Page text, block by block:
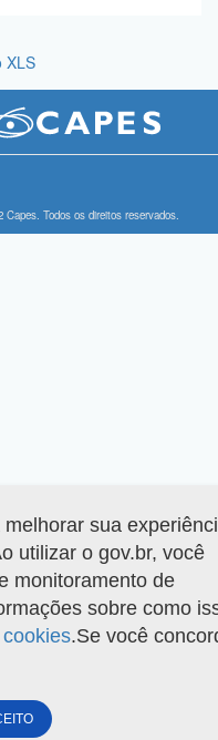
XLS
Capes. Todos os direitos reservados.
sua
utilizar o gov.br, você
monitoramento de
sobre como
.Se você